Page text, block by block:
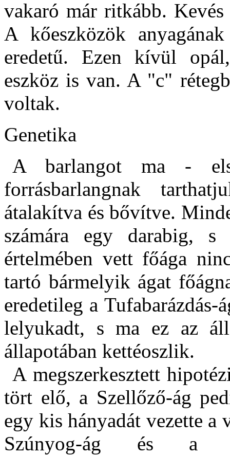
vakaró már ritkább.
A kőeszközök
eredetű. Ezen kívül
eszköz is van. A "c"
voltak.
Genetika
A barlangot ma -
forrásbarlangnak
átalakítva és bővítve.
számára egy darabig,
értelmében vett főága
tartó bármelyik ágat
eredetileg a
lelyukadt, s ma ez az
állapotában kettéoszlik.
A megszerkesztett
tört elő, a Szellőző-ág
egy kis hányadát vezette
Szúnyog-ág és a